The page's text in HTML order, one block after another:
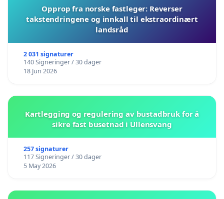
Opprop fra norske fastleger: Reverser
takstendringene og innkall til ekstraordinært
landsråd
2 031 signaturer
140 Signeringer / 30 dager
18 Jun 2026
Kartlegging og regulering av bustadbruk for å
sikre fast busetnad i Ullensvang
257 signaturer
117 Signeringer / 30 dager
5 May 2026